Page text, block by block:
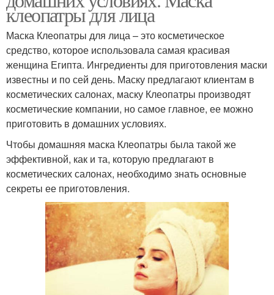
клеопатры для лица
Маска Клеопатры для лица – это косметическое
средство, которое использовала самая красивая
женщина Египта. Ингредиенты для приготовления маски
известны и по сей день. Маску предлагают клиентам в
косметических салонах, маску Клеопатры производят
косметические компании, но самое главное, ее можно
приготовить в домашних условиях.
Чтобы домашняя маска Клеопатры была такой же
эффективной, как и та, которую предлагают в
косметических салонах, необходимо знать основные
секреты ее приготовления.